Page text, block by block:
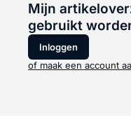
Mijn
gebruikt
Inloggen
of maak een account